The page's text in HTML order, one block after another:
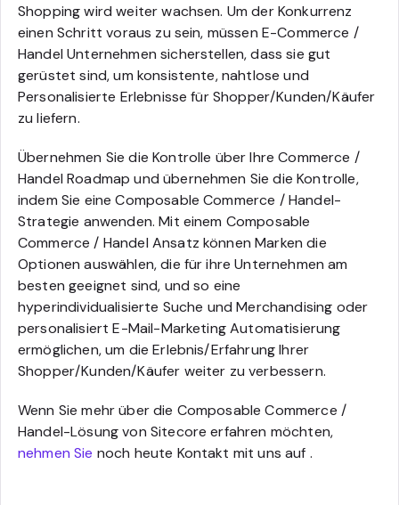
Shopping wird weiter wachsen. Um der Konkurrenz
einen Schritt voraus zu sein, müssen E-Commerce /
Handel Unternehmen sicherstellen, dass sie gut
gerüstet sind, um konsistente, nahtlose und
Personalisierte Erlebnisse für Shopper/Kunden/Käufer
zu liefern.
Übernehmen Sie die Kontrolle über Ihre Commerce /
Handel Roadmap und übernehmen Sie die Kontrolle,
indem Sie eine Composable Commerce / Handel-
Strategie anwenden. Mit einem Composable
Commerce / Handel Ansatz können Marken die
Optionen auswählen, die für ihre Unternehmen am
besten geeignet sind, und so eine
hyperindividualisierte Suche und Merchandising oder
personalisiert E-Mail-Marketing Automatisierung
ermöglichen, um die Erlebnis/Erfahrung Ihrer
Shopper/Kunden/Käufer weiter zu verbessern.
Wenn Sie mehr über die Composable Commerce /
Handel-Lösung von Sitecore erfahren möchten,
nehmen Sie noch heute Kontakt mit uns auf .